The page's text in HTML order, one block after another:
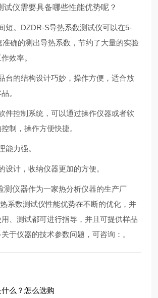
试仪需要具备哪些性能优势呢？
。DZDR-S导热系数测试仪可以在5-
准确的测出导热系数，节约了大量的实验
效率。
的结构设计巧妙，操作方便，适合放
。
控制系统，可以通过操作仪器或者软
制，操作方便快捷。
力强。
计，收纳仪器更加的方便。
测仪器作为一家热分析仪器的生产厂
系数测试仪性能优势在不断的优化，并
、测试都可进行指导，并且可提供样品
于仪器的技术参数问题，可咨询： 。
么？怎么选购